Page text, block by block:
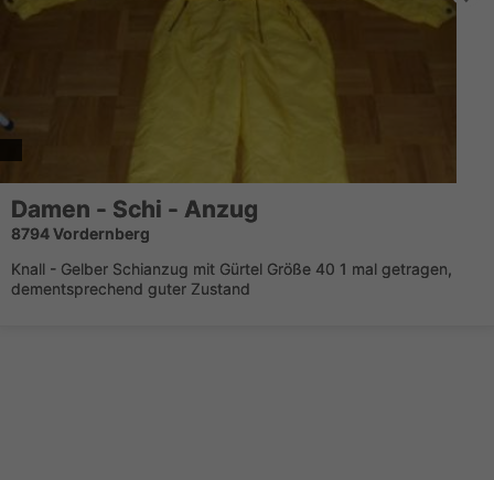
Damen - Schi - Anzug
8794 Vordernberg
Knall - Gelber Schianzug mit Gürtel Größe 40 1 mal getragen,
dementsprechend guter Zustand